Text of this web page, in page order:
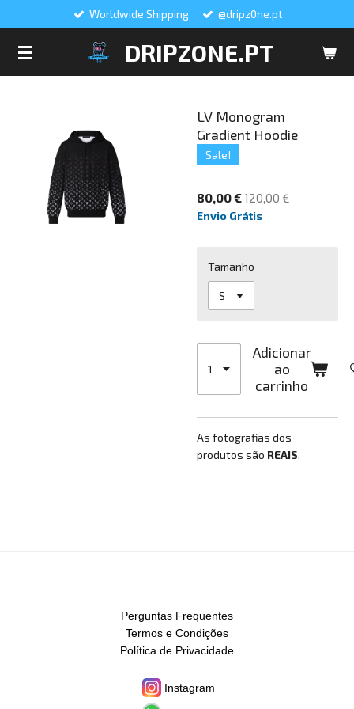
DRIPZONE.PT
Worldwide Shipping @dripz0ne.pt
LV Monogram
Gradient Hoodie
Sale!
80,00 €120,00 €
Envio Grátis
Tamanho
Adicionar
ao
carrinho
As fotografias dos
produtos são REAIS.
Perguntas Frequentes
Termos e Condições
Política de Privacidade
Instagram